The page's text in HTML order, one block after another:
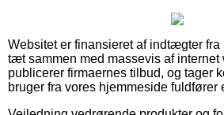
Websitet er finansieret af indtægter fra
tæt sammen med massevis af internet
publicerer firmaernes tilbud, og tager
bruger fra vores hjemmeside fuldfører